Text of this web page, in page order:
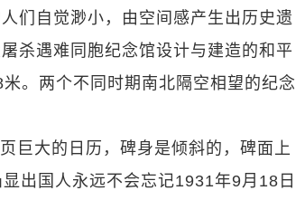
们自觉渺小，由空间感产生出历史遗
杀遇难同胞纪念馆设计与建造的和平
。两个不同时期南北隔空相望的纪念
巨大的日历，碑身是倾斜的，碑面上
出国人永远不会忘记1931年9月18日